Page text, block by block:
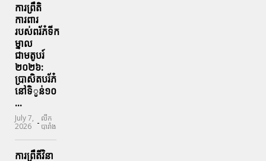
ការព្រឹតិ
ការពារ
របស់ពរ័ភ៎ទីក
ម្នាល
ជាមតូបរ៍
២០២៦:
ប្រាសិតបរ័ភ៎
នៅទិូន់១០
...
July 7,
2026 - លីក
បារាំង
ការព្រឹតិ៍វិនា